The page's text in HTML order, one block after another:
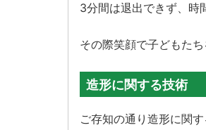
3分間は退出できず、時
その際笑顔で子どもた
造形に関する技術
ご存知の通り造形に関